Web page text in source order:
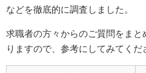
などを徹底的に調査しました。
求職者の方々からのご質問をま
りますので、参考にしてみてくだ